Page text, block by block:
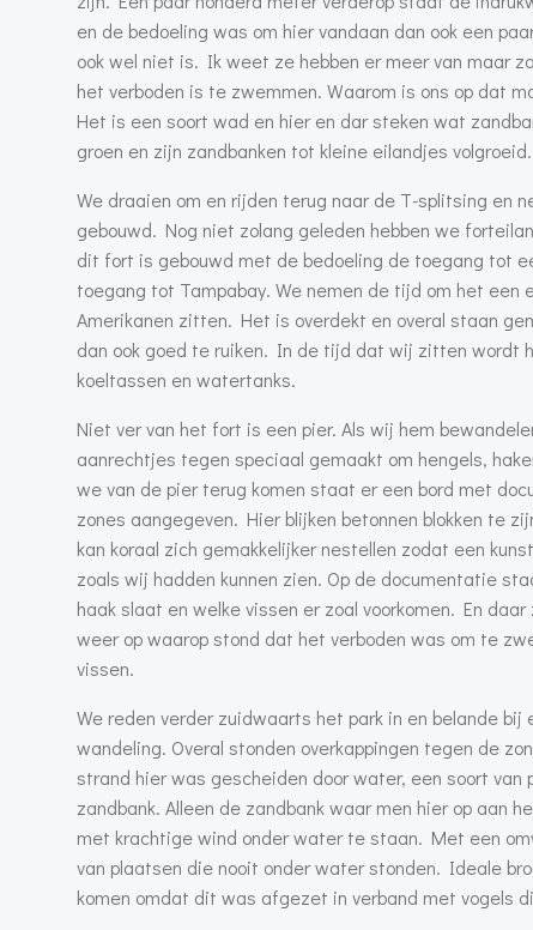
en de bedoeling was om hier vandaan dan ook een
ook wel niet is. Ik weet ze hebben er meer van maar
het verboden is te zwemmen. Waarom is ons op dat
Het is een soort wad en hier en dar steken wat
groen en zijn zandbanken tot kleine eilandjes volgroeid.
We draaien om en rijden terug naar de T-splitsing en
gebouwd. Nog niet zolang geleden hebben we
dit fort is gebouwd met de bedoeling de toegang tot
toegang tot Tampabay. We nemen de tijd om het
Amerikanen zitten. Het is overdekt en overal staan
dan ook goed te ruiken. In de tijd dat wij zitten wordt
koeltassen en watertanks.
Niet ver van het fort is een pier. Als wij hem
aanrechtjes tegen speciaal gemaakt om hengels,
we van de pier terug komen staat er een bord met
zones aangegeven. Hier blijken betonnen blokken te
kan koraal zich gemakkelijker nestellen zodat een
zoals wij hadden kunnen zien. Op de documentatie
haak slaat en welke vissen er zoal voorkomen. En
weer op waarop stond dat het verboden was om te
vissen.
We reden verder zuidwaarts het park in en belande
wandeling. Overal stonden overkappingen tegen de
strand hier was gescheiden door water, een soort
zandbank. Alleen de zandbank waar men hier op aan
met krachtige wind onder water te staan. Met een
van plaatsen die nooit onder water stonden. Ideale
komen omdat dit was afgezet in verband met vogels